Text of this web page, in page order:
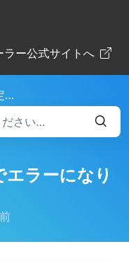
ラー公式サイトへ
ラーになり